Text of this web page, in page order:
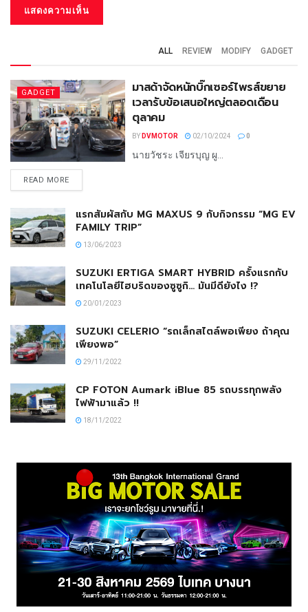
ALL REVIEW MODIFY GADGET
GADGET
มาสด้าจัดหนักบิ๊กเซอร์ไพรส์ขยาย
เวลารับข้อเสนอใหญ่ตลอดเดือน
ตุลาคม
BY DVMOTOR 02/10/2024 0
นายวัชระ เจียรบุญ ผู...
READ MORE
แรกสัมผัสกับ MG MAXUS 9 กับกิจกรรม “MG EV
FAMILY TRIP”
13/06/2023
SUZUKI ERTIGA SMART HYBRID ครั้งแรกกับ
เทคโนโลยีไฮบริดของซูซูกิ… มันมีดียังไง !?
20/01/2023
SUZUKI CELERIO “รถเล็กสไตล์พอเพียง ถ้าคุณ
เพียงพอ”
29/11/2022
CP FOTON Aumark iBlue 85 รถบรรทุกพลัง
ไฟฟ้ามาแล้ว !!
18/11/2022